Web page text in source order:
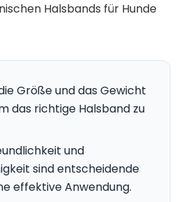
Halsbands für Hunde
Größe und das Gewicht
das richtige Halsband zu
und
sind entscheidende
effektive Anwendung.